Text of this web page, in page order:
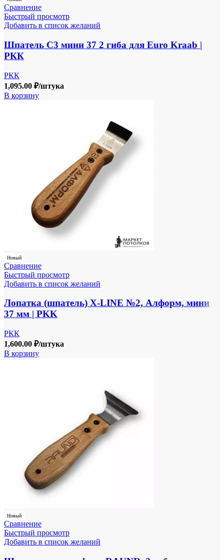
Сравнение
Быстрый просмотр
Добавить в список желаний
Шпатель С3 мини 37 2 гиба для Euro Kraab |
РКК
РКК
1,095.00 ₽/штука
В корзину
Новый
Сравнение
Быстрый просмотр
Добавить в список желаний
Лопатка (шпатель) X-LINE №2, Алформ, мини
37 мм | PKK
РКК
1,600.00 ₽/штука
В корзину
Новый
Сравнение
Быстрый просмотр
Добавить в список желаний